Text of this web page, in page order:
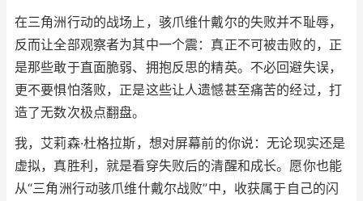
在三角洲行动的战场上，骇爪维什戴尔的失败并不耻辱，
反而让全部观察者为其中一个震：真正不可被击败的，正
是那些敢于直面脆弱、拥抱反思的精英。不必回避失误，
更不要惧怕落败，正是这些让人遗憾甚至痛苦的经过，打
造了无数次极点翻盘。
我，艾莉森·杜格拉斯，想对屏幕前的你说：无论现实还是
虚拟，真胜利，就是看穿失败后的清醒和成长。愿你也能
从“三角洲行动骇爪维什戴尔战败”中，收获属于自己的闪